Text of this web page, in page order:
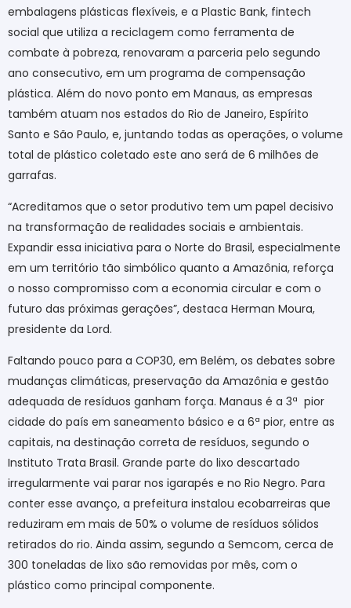
embalagens plásticas flexíveis, e a Plastic Bank, fintech
social que utiliza a reciclagem como ferramenta de
combate à pobreza, renovaram a parceria pelo segundo
ano consecutivo, em um programa de compensação
plástica. Além do novo ponto em Manaus, as empresas
também atuam nos estados do Rio de Janeiro, Espírito
Santo e São Paulo, e, juntando todas as operações, o volume
total de plástico coletado este ano será de 6 milhões de
garrafas.
“Acreditamos que o setor produtivo tem um papel decisivo
na transformação de realidades sociais e ambientais.
Expandir essa iniciativa para o Norte do Brasil, especialmente
em um território tão simbólico quanto a Amazônia, reforça
o nosso compromisso com a economia circular e com o
futuro das próximas gerações”, destaca Herman Moura,
presidente da Lord.
Faltando pouco para a COP30, em Belém, os debates sobre
mudanças climáticas, preservação da Amazônia e gestão
adequada de resíduos ganham força. Manaus é a 3ª pior
cidade do país em saneamento básico e a 6ª pior, entre as
capitais, na destinação correta de resíduos, segundo o
Instituto Trata Brasil. Grande parte do lixo descartado
irregularmente vai parar nos igarapés e no Rio Negro. Para
conter esse avanço, a prefeitura instalou ecobarreiras que
reduziram em mais de 50% o volume de resíduos sólidos
retirados do rio. Ainda assim, segundo a Semcom, cerca de
300 toneladas de lixo são removidas por mês, com o
plástico como principal componente.